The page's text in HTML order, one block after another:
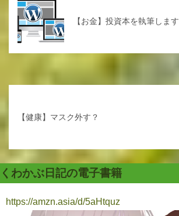
【お金】投資本を執筆します
【健康】マスク外す？
くわかぶ日記の電子書籍
https://amzn.asia/d/5aHtquz